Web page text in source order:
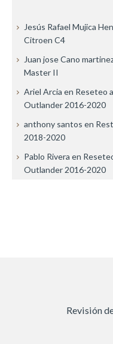
Jesús Rafael Mujica
Citroen C4
Juan jose Cano
Master II
Ariel Arcia en Reseteo
Outlander 2016-2020
anthony santos en
2018-2020
Pablo Rivera en
Outlander 2016-2020
Revisión